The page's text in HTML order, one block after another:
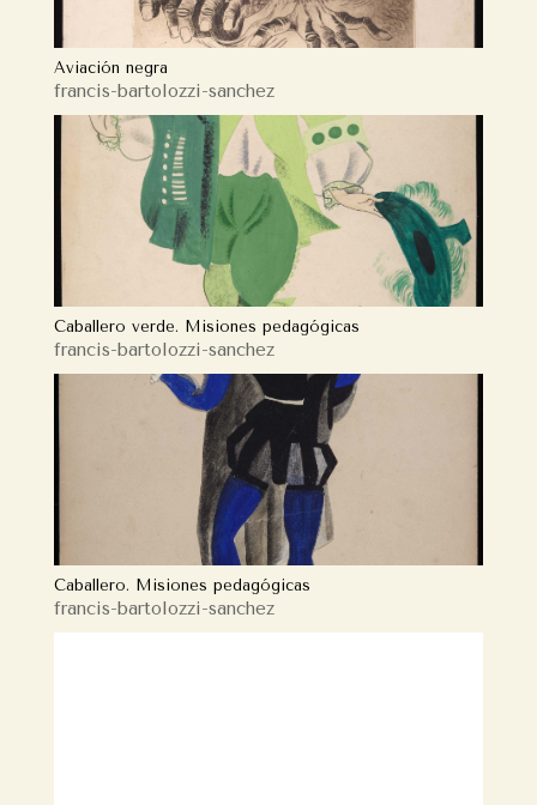
Aviación negra
francis-bartolozzi-sanchez
Caballero verde. Misiones pedagógicas
francis-bartolozzi-sanchez
Caballero. Misiones pedagógicas
francis-bartolozzi-sanchez